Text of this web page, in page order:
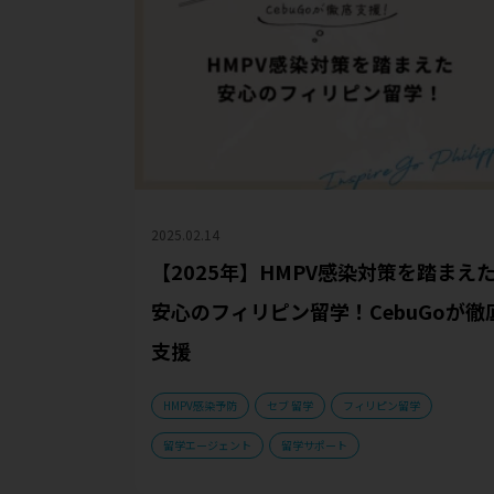
2025.02.14
【2025年】HMPV感染対策を踏まえ
安心のフィリピン留学！CebuGoが徹
支援
HMPV感染予防 セブ 留学 フィリピン留学
留学エージェント 留学サポート